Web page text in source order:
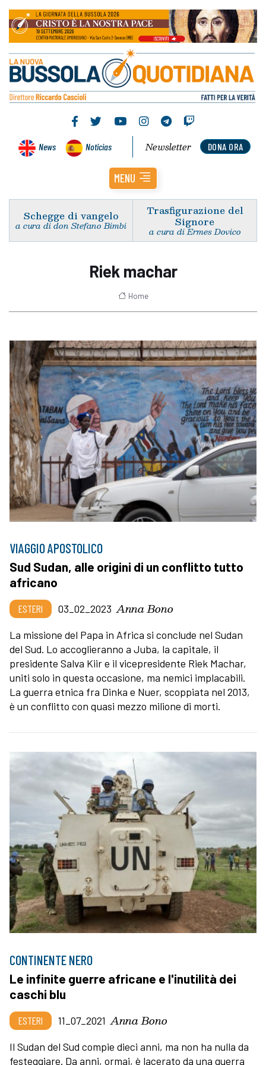
News Noticias DONA ORA
Newsletter
MENU
Schegge di vangelo
a cura di don Stefano Bimbi
Trasfigurazione del
Signore
a cura di Ermes Dovico
Riek machar
Home
VIAGGIO APOSTOLICO
Sud Sudan, alle origini di un conflitto tutto
africano
ESTERI 03_02_2023 Anna Bono
La missione del Papa in Africa si conclude nel Sudan
del Sud. Lo accoglieranno a Juba, la capitale, il
presidente Salva Kiir e il vicepresidente Riek Machar,
uniti solo in questa occasione, ma nemici implacabili.
La guerra etnica fra Dinka e Nuer, scoppiata nel 2013,
è un conflitto con quasi mezzo milione di morti.
CONTINENTE NERO
Le infinite guerre africane e l'inutilità dei
caschi blu
ESTERI 11_07_2021 Anna Bono
Il Sudan del Sud compie dieci anni, ma non ha nulla da
festeggiare. Da anni, ormai, è lacerato da una guerra